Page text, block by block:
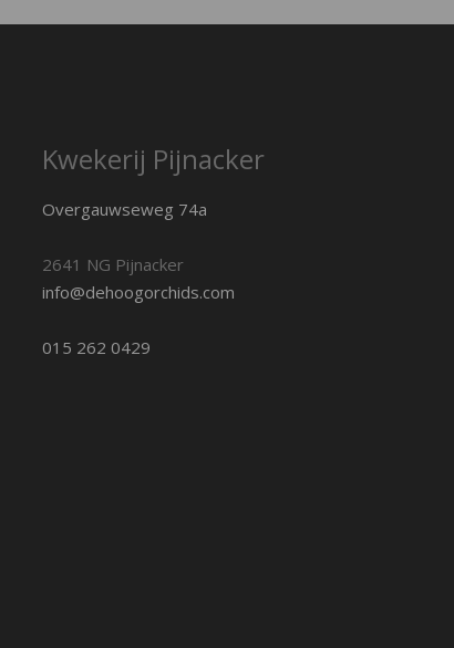
Kwekerij Pijnacker
Overgauwseweg 74a
2641 NG Pijnacker
info@dehoogorchids.com
015 262 0429